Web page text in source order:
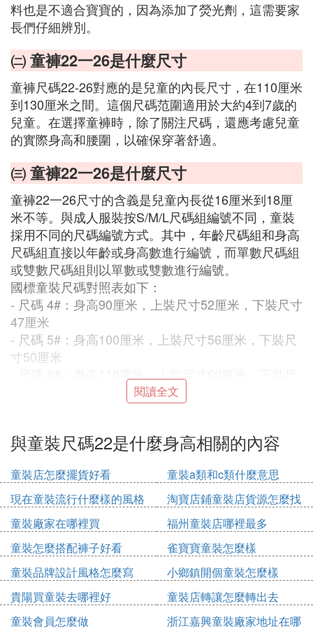
料也是不適合寶寶的，因為添加了熒光劑，這需要家
長們仔細辨別。
㈡ 童褲22一26是什麼尺寸
童褲尺碼22-26對應的是兒童的內長尺寸，在110厘米
到130厘米之間。這個尺碼范圍適用於大約4到7歲的
兒童。在選擇童褲時，除了關注尺碼，還應考慮兒童
的實際身高和腰圍，以確保穿著舒適。
㈢ 童褲22一26是什麼尺寸
童褲22一26尺寸的含義是兒童內長從16厘米到18厘
米不等。與成人服裝按S/M/L尺碼組編號不同，童裝
採用不同的尺碼編號方式。其中，年齡尺碼組和身高
尺碼組直接以年齡或身高數進行編號，而單數尺碼組
或雙數尺碼組則以單數或雙數進行編號。
國標童裝尺碼對照表如下：
- 尺碼 4#：身高90厘米，上裝尺寸52厘米，下裝尺寸
47厘米
- 尺碼 5#：身高100厘米，上裝尺寸56厘米，下裝尺
寸50厘米
- 尺碼 7#：身高120厘米，上裝尺寸64厘米，下裝尺
- 尺碼 8#：身高130厘米，上裝尺寸68厘米，下裝尺
日本訂單童裝尺碼對應尺寸如下：
- 尺碼 50#：身高50厘米，體重約3公斤，適用於新生
兒
- 尺碼 60#：身高60厘米，體重約6公斤，適用於3個
月大嬰兒
- 尺碼 70#：身高70厘米，體重約9公斤，適用於半歲
嬰兒
- 尺碼 80#：身高80厘米，體重約11公斤，適用於一
歲至一歲半嬰兒
閱讀全文
與童裝尺碼22是什麼身高相關的內容
童裝店怎麼擺貨好看
童裝a類和c類什麼意思
現在童裝流行什麼樣的風格
淘寶店鋪童裝店貨源怎麼找
童裝廠家在哪裡買
福州童裝店哪裡最多
童裝怎麼搭配褲子好看
雀寶寶童裝怎麼樣
童裝品牌設計風格怎麼寫
小鄉鎮開個童裝怎麼樣
貴陽買童裝去哪裡好
童裝店轉讓怎麼轉出去
童裝會員怎麼做
浙江嘉興童裝廠家地址在哪